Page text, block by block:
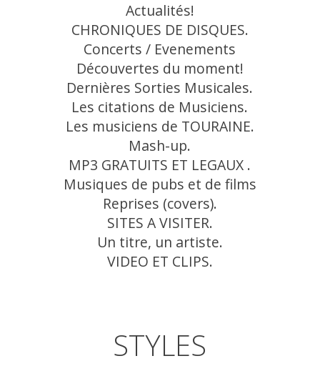
Actualités!
CHRONIQUES DE DISQUES.
Concerts / Evenements
Découvertes du moment!
Dernières Sorties Musicales.
Les citations de Musiciens.
Les musiciens de TOURAINE.
Mash-up.
MP3 GRATUITS ET LEGAUX .
Musiques de pubs et de films
Reprises (covers).
SITES A VISITER.
Un titre, un artiste.
VIDEO ET CLIPS.
STYLES